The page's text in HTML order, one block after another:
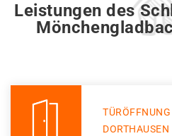
Leistungen des
DORTHAUSEN